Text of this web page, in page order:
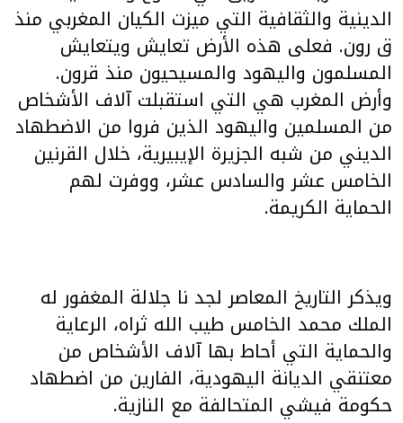
الدينية والثقافية التي ميزت الكيان المغربي منذ
ق رون. فعلى هذه الأرض تعايش ويتعايش
المسلمون واليهود والمسيحيون منذ قرون.
وأرض المغرب هي التي استقبلت آلاف الأشخاص
من المسلمين واليهود الذين فروا من الاضطهاد
الديني من شبه الجزيرة الإيبيرية، خلال القرنين
الخامس عشر والسادس عشر، ووفرت لهم
الحماية الكريمة.
ويذكر التاريخ المعاصر لجد نا جلالة المغفور له
الملك محمد الخامس طيب الله ثراه، الرعاية
والحماية التي أحاط بها آلاف الأشخاص من
معتنقي الديانة اليهودية، الفارين من اضطهاد
حكومة فيشي المتحالفة مع النازية.